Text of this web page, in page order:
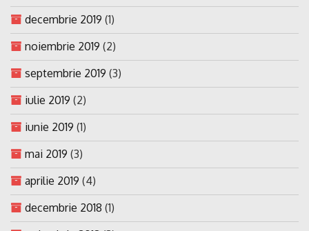
decembrie 2019 (1)
noiembrie 2019 (2)
septembrie 2019 (3)
iulie 2019 (2)
iunie 2019 (1)
mai 2019 (3)
aprilie 2019 (4)
decembrie 2018 (1)